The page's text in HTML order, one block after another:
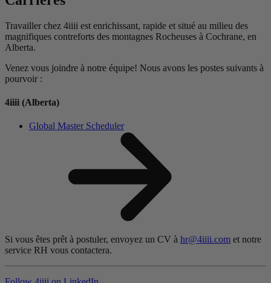
Travailler chez 4iiii est enrichissant, rapide et situé au milieu des
magnifiques contreforts des montagnes Rocheuses à Cochrane, en
Alberta.
Venez vous joindre à notre équipe! Nous avons les postes suivants à
pourvoir :
4iiii (Alberta)
Global Master Scheduler
Si vous êtes prêt à postuler, envoyez un CV à hr@4iiii.com et notre
service RH vous contactera.